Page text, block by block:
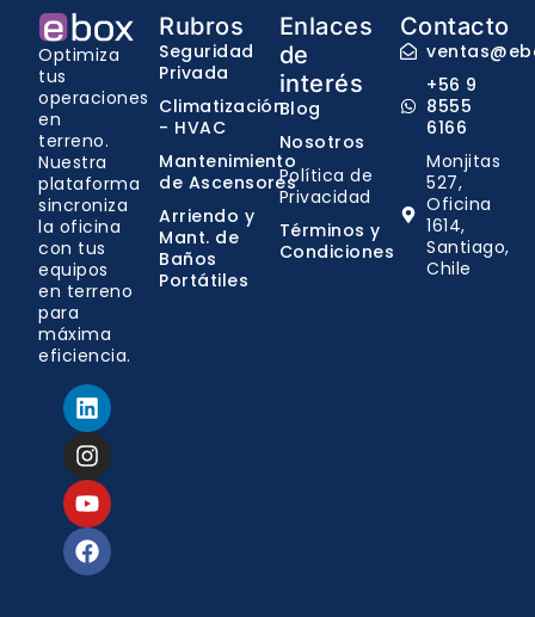
Optimiza
tus
operaciones
en
terreno.
Nuestra
plataforma
sincroniza
la oficina
con tus
equipos
en terreno
para
máxima
eficiencia.
Rubros
Seguridad
Privada
Climatización
- HVAC
Mantenimiento
de Ascensores
Arriendo y
Mant. de
Baños
Portátiles
Enlaces
de
interés
Blog
Nosotros
Política de
Privacidad
Términos y
Condiciones
Contacto
+56 9
8555
6166
Monjitas
527,
Oficina
1614,
Santiago,
Chile